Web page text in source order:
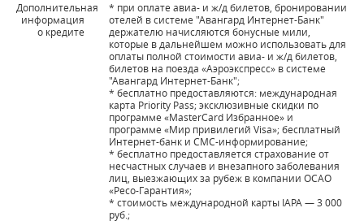
Дополнительная
информация
о кредите
* при оплате авиа- и ж/д билетов, бронировании
отелей в системе "Авангард Интернет-Банк"
держателю начисляются бонусные мили,
которые в дальнейшем можно использовать для
оплаты полной стоимости авиа- и ж/д билетов,
билетов на поезда «Аэроэкспресс» в системе
"Авангард Интернет-Банк";
* бесплатно предоставляются: международная
карта Priority Pass; эксклюзивные скидки по
программе «MasterCard Избранное» и
программе «Мир привилегий Visa»; бесплатный
Интернет-банк и СМС-информирование;
* бесплатно предоставляется страхование от
несчастных случаев и внезапного заболевания
лиц, выезжающих за рубеж в компании ОСАО
«Ресо-Гарантия»;
* стоимость международной карты IAPA — 3 000
руб.;